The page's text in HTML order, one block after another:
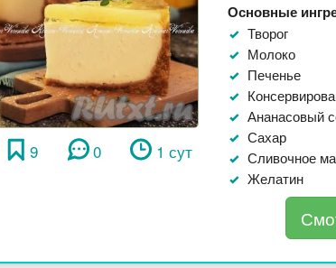
9 0 1 сут
Основные
Творог
Молоко
Печенье
Ананасовый
Сахар
Сливочное
Желатин